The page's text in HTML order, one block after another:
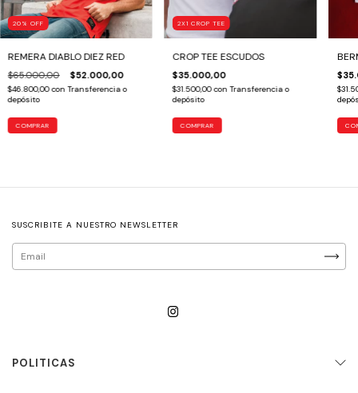
20 % OFF
REMERA DIABLO DIEZ RED
$65.000,00 $52.000,00
$46.800,00con Transferencia o
depósito
COMPRAR
2X1 CROP TEE
CROP TEE ESCUDOS
$35.000,00
$31.500,00con Transferencia o
depósito
COMPRAR
SUSCRIBITE A NUESTRO NEWSLETTER
POLITICAS